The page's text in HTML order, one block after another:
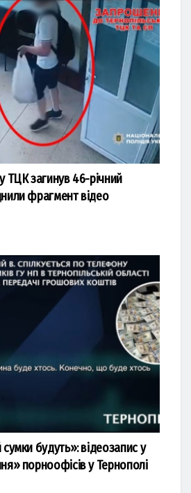
ТЦК загинув 46-річний
фрагмент відео
будуть»: відеозапис у
порноофісів у Тернополі